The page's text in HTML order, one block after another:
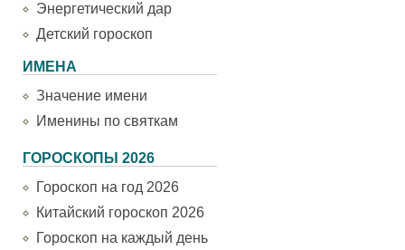
Энергетический дар
Детский гороскоп
ИМЕНА
Значение имени
Именины по святкам
ГОРОСКОПЫ 2026
Гороскоп на год 2026
Китайский гороскоп 2026
Гороскоп на каждый день